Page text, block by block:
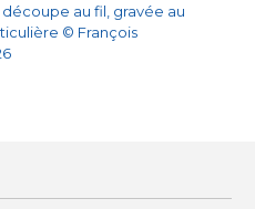
découpe au fil, gravée au
© François